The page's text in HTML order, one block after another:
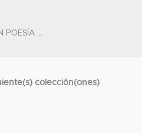
POESÍA ...
colección(ones)